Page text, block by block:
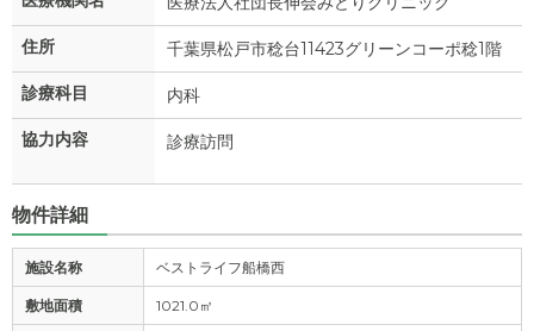
住所 千葉県松戸市稔台11423グリーンコーポ稔1階
診療科目 内科
協力内容 診療訪問
物件詳細
施設名称 ベストライフ船橋西
敷地面積 1021.0㎡